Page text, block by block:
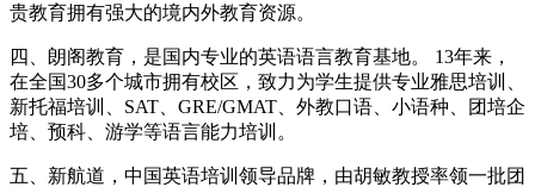
贵教育拥有强大的境内外教育资源。
四、朗阁教育，是国内专业的英语语言教育基地。 13年来，
在全国30多个城市拥有校区，致力为学生提供专业雅思培训、
新托福培训、SAT、GRE/GMAT、外教口语、小语种、团培企
培、预科、游学等语言能力培训。
五、新航道，中国英语培训领导品牌，由胡敏教授率领一批团